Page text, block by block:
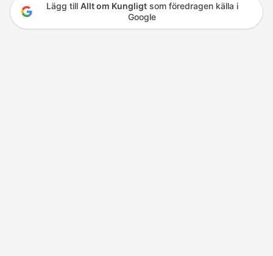
Lägg till Allt om Kungligtsom föredragen källa i
Google